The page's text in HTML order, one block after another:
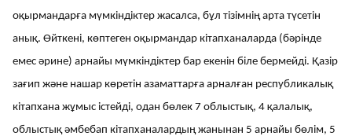
оқырмандарға мүмкіндіктер жасалса, бұл тізімнің арта түсетін
анық. Өйткені, көптеген оқырмандар кітапханаларда (бәрінде
емес әрине) арнайы мүмкіндіктер бар екенін біле бермейді. Қазір
зағип және нашар көретін азаматтарға арналған республикалық
кітапхана жұмыс істейді, одан бөлек 7 облыстық, 4 қалалық,
облыстық әмбебап кітапханалардың жанынан 5 арнайы бөлім, 5